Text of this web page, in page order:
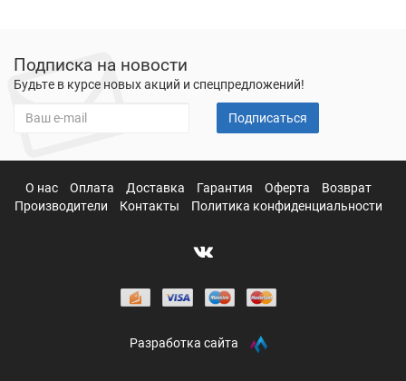
Подписка на новости
Будьте в курсе новых акций и спецпредложений!
Подписаться
О нас Оплата Доставка Гарантия Оферта
Возврат
Производители
Контакты Политика конфиденциальности
Разработка сайта